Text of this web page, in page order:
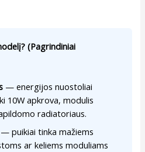
(Pagrindiniai
— energijos nuostoliai
10W apkrova, modulis
radiatoriaus.
— puikiai tinka mažiems
ar keliems moduliams